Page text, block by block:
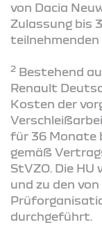
von Dacia
Zulassung bis
2 Bestehend
Renault
Kosten der
für 36 Monate
gemäß
StVZO. Die
und zu den
durchgeführt.